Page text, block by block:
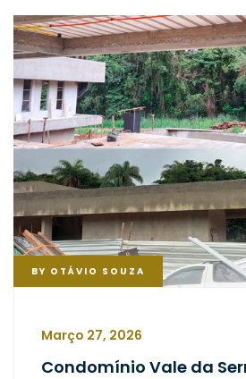
BY OTÁVIO SOUZA
Março 27, 2026
Condomínio Vale da